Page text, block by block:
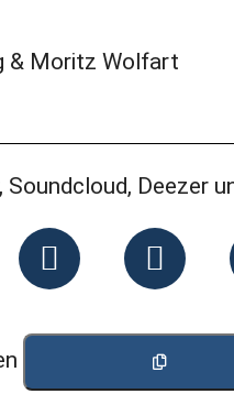
& Moritz Wolfart
Deezer